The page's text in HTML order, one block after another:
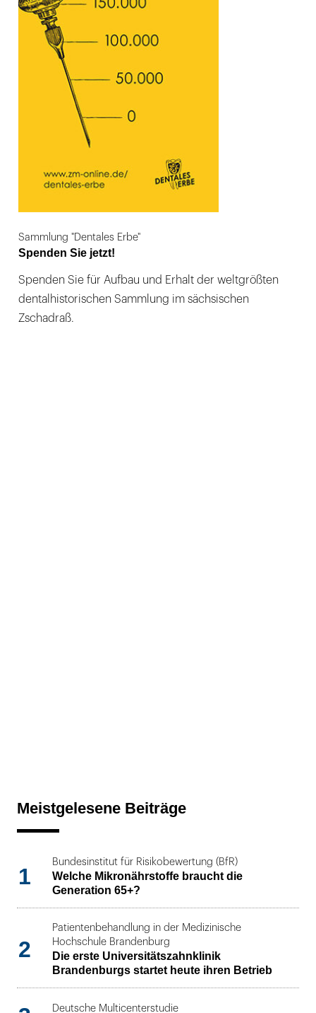
Sammlung "Dentales Erbe"
Spenden Sie jetzt!
Spenden Sie für Aufbau und Erhalt der weltgrößten
dentalhistorischen Sammlung im sächsischen
Zschadraß.
Meistgelesene Beiträge
1
Bundesinstitut für Risikobewertung (BfR)
Welche Mikronährstoffe braucht die
Generation 65+?
2
Patientenbehandlung in der Medizinische
Hochschule Brandenburg
Die erste Universitätszahnklinik
Brandenburgs startet heute ihren Betrieb
Deutsche Multicenterstudie